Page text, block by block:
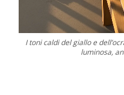
I toni caldi del giallo e
luminosa,